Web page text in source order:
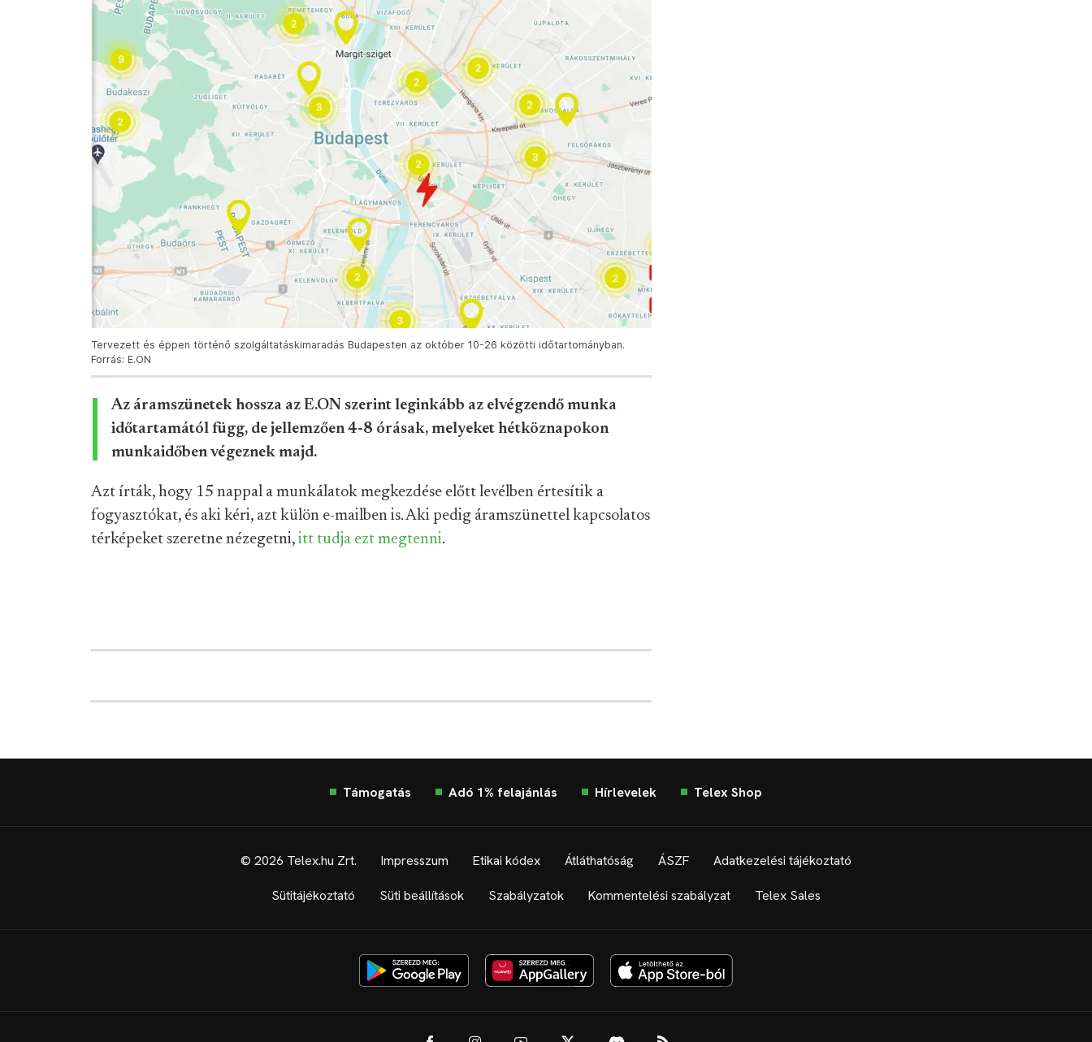
Tervezett és éppen történő szolgáltatáskimaradás Budapesten az október 10-26 közötti időtartományban.
Forrás: E.ON
Az áramszünetek hossza az E.ON szerint leginkább az elvégzendő munka
időtartamától függ, de jellemzően 4-8 órásak, melyeket hétköznapokon
munkaidőben végeznek majd.
Azt írták, hogy 15 nappal a munkálatok megkezdése előtt levélben értesítik a
fogyasztókat, és aki kéri, azt külön e-mailben is. Aki pedig áramszünettel kapcsolatos
térképeket szeretne nézegetni, itt tudja ezt megtenni.
Támogatás Adó 1% felajánlás Hírlevelek Telex Shop
© 2026 Telex.hu Zrt. Impresszum Etikai kódex Átláthatóság ÁSZF Adatkezelési tájékoztató
Sütitájékoztató Süti beállítások Szabályzatok Kommentelési szabályzat Telex Sales